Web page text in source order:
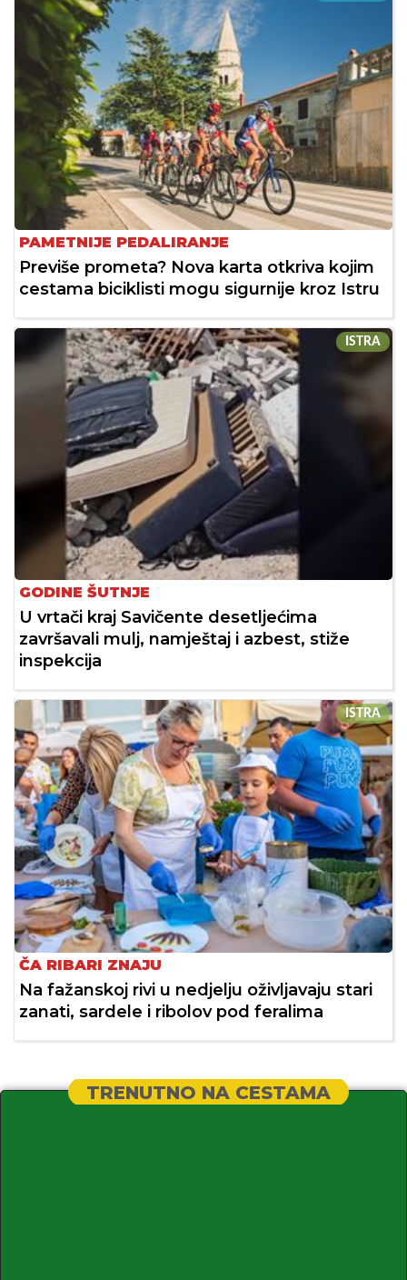
PAMETNIJE PEDALIRANJE
Previše prometa? Nova karta otkriva kojim
cestama biciklisti mogu sigurnije kroz Istru
ISTRA
GODINE ŠUTNJE
U vrtači kraj Savičente desetljećima
završavali mulj, namještaj i azbest, stiže
inspekcija
ISTRA
ČA RIBARI ZNAJU
Na fažanskoj rivi u nedjelju oživljavaju stari
zanati, sardele i ribolov pod feralima
TRENUTNO NA CESTAMA